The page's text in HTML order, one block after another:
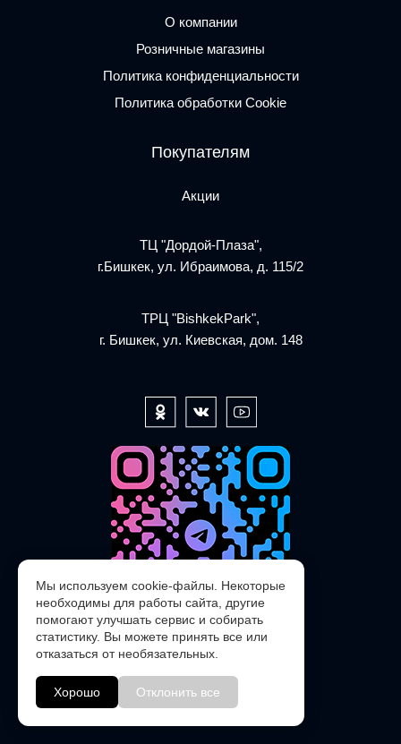
О компании
Розничные магазины
Политика конфиденциальности
Политика обработки Cookie
Покупателям
Акции
ТЦ "Дордой-Плаза",
г.Бишкек, ул. Ибраимова, д. 115/2
ТРЦ "BishkekPark",
г. Бишкек, ул. Киевская, дом. 148
@POLARIS_SERVICE_KG_bot
Мы используем cookie-файлы. Некоторые
необходимы для работы сайта, другие
помогают улучшать сервис и собирать
статистику. Вы можете принять все или
отказаться от необязательных.
Хорошо Отклонить все